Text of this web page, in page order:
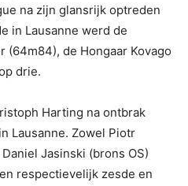
na zijn glansrijk optreden
in Lausanne werd de
(64m84), de Hongaar Kovago
drie.
Harting na ontbrak
Lausanne. Zowel Piotr
Jasinski (brons OS)
respectievelijk zesde en